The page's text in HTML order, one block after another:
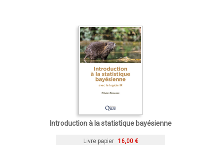
Introduction à la statistique bayésienne
Livre papier 16,00 €